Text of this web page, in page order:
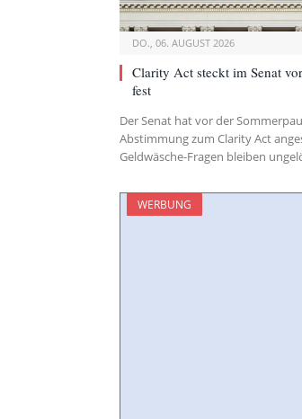
DO., 06. AUGUST 2026
Clarity Act steckt im Senat
fest
Der Senat hat vor der
Abstimmung zum Clarity Act
Geldwäsche-Fragen bleiben
WERBUNG